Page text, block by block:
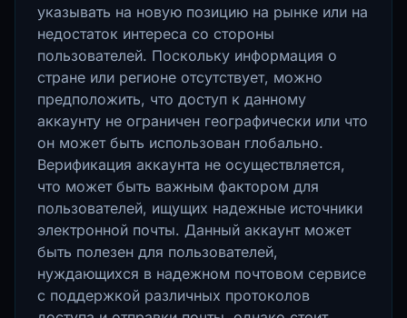
указывать на новую позицию на рынке или на
недостаток интереса со стороны
пользователей. Поскольку информация о
стране или регионе отсутствует, можно
предположить, что доступ к данному
аккаунту не ограничен географически или что
он может быть использован глобально.
Верификация аккаунта не осуществляется,
что может быть важным фактором для
пользователей, ищущих надежные источники
электронной почты. Данный аккаунт может
быть полезен для пользователей,
нуждающихся в надежном почтовом сервисе
с поддержкой различных протоколов